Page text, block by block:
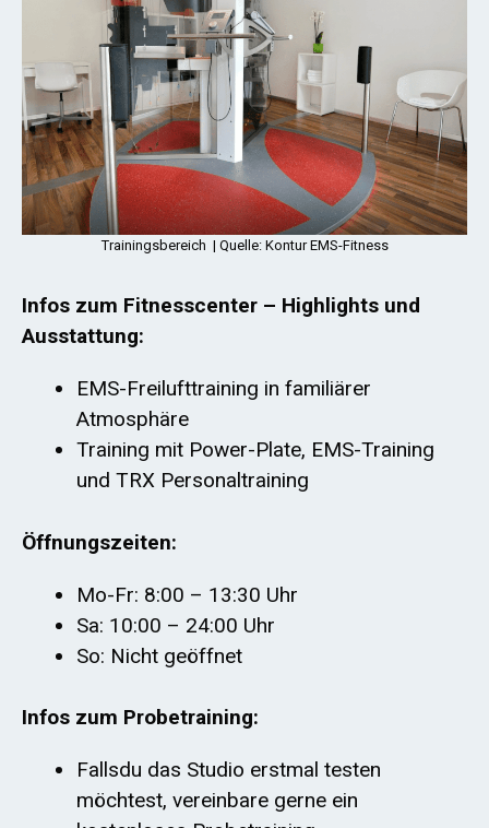
Trainingsbereich | Quelle: Kontur EMS-Fitness
Infos zum Fitnesscenter – Highlights und
Ausstattung:
EMS-Freilufttraining in familiärer
Atmosphäre
Training mit Power-Plate, EMS-Training
und TRX Personaltraining
Öffnungszeiten:
Mo-Fr: 8:00 – 13:30 Uhr
Sa: 10:00 – 24:00 Uhr
So: Nicht geöffnet
Infos zum Probetraining:
Fallsdu das Studio erstmal testen
möchtest, vereinbare gerne ein